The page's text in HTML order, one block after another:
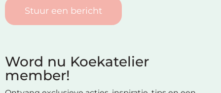
Stuur een bericht
Word nu Koekatelier
member!